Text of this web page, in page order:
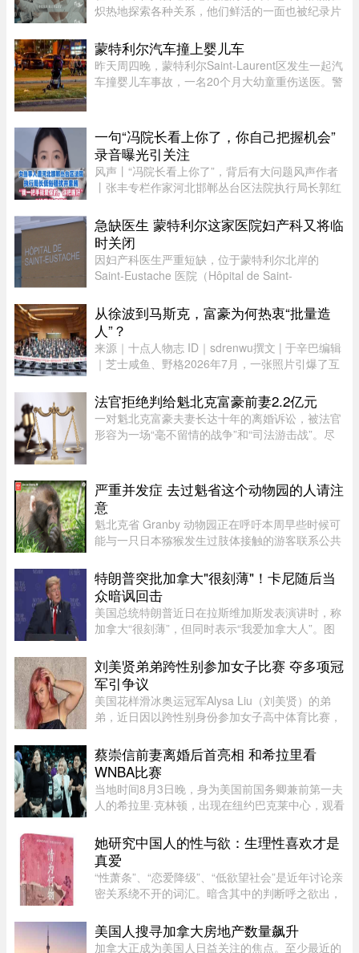
炽热地探索各种关系，他们鲜活的一面也被纪录片
配和情感纠纷片段，《前浪》系列在做的其实是激
发大众重新审视每个人都将 ...
蒙特利尔汽车撞上婴儿车
昨天周四晚，蒙特利尔Saint-Laurent区发生一起汽
车撞婴儿车事故，一名20个月大幼童重伤送医。警
辆汽车撞上一辆婴儿车。 ...
一句“冯院长看上你了，你自己把握机会”
录音曝光引关注
风声丨“冯院长看上你了”，背后有大问题风声作者
丨张丰专栏作家河北邯郸丛台区法院执行局长郭红
钱，给我送点钱”，“你长得漂亮……冯院长看上你
了，我可以从中促成，你 ...
急缺医生 蒙特利尔这家医院妇产科又将临
时关闭
因妇产科医生严重短缺，位于蒙特利尔北岸的
Saint-Eustache 医院（Hôpital de Saint-
段暂停服务。此次暂停服务的时间为 8 月 14 日至
17 日，以及 8 月 21 日至 24 日 ...
从徐波到马斯克，富豪为何热衷“批量造
人”？
来源｜十点人物志 ID｜sdrenwu撰文 | 于辛巴编辑
｜芝士咸鱼、野格2026年7月，一张照片引爆了互
列。两边站着照顾他们的阿姨，前方拉着一条横
幅。照片由多益网络官方微博 ...
法官拒绝判给魁北克富豪前妻2.2亿元
一对魁北克富豪夫妻长达十年的离婚诉讼，被法官
形容为一场“毫不留情的战争”和“司法游击战”。尽
严重并发症 去过魁省这个动物园的人请注
意
魁北克省 Granby 动物园正在呼吁本周早些时候可
能与一只日本猕猴发生过肢体接触的游客联系公共
伤。猕猴可能会携带 B 型疱疹病毒（Herpes B
virus）。这种病毒在人体内极 ...
特朗普突批加拿大"很刻薄"！卡尼随后当
众暗讽回击
美国总统特朗普近日在拉斯维加斯发表演讲时，称
加拿大“很刻薄”，但同时表示“我爱加拿大人”。图
Casino Resort Spa 发表演讲，宣传华盛顿的经济
议程。他在发言中谈到 ...
刘美贤弟弟跨性别参加女子比赛 夺多项冠
军引争议
美国花样滑冰奥运冠军Alysa Liu（刘美贤）的弟
弟，近日因以跨性别身份参加女子高中体育比赛，
Joshua，后来认同为女性，并开始代表加州高中参
加女子体育赛事。自2025 ...
蔡崇信前妻离婚后首亮相 和希拉里看
WNBA比赛
当地时间8月3日晚，身为美国前国务卿兼前第一夫
人的希拉里·克林顿，出现在纽约巴克莱中心，观看
队。主场作战的纽约自由队最终以 95-83 获胜，位
列总积分榜第七位，而风暴 ...
她研究中国人的性与欲：生理性喜欢才是
真爱
“性萧条”、“恋爱降级”、“低欲望社会”是近年讨论亲
密关系绕不开的词汇。暗含其中的判断呼之欲出，
学教授吴存存，却对这一普遍的直觉保持怀疑。她
认为，欲望绝不会 ...
美国人搜寻加拿大房地产数量飙升
加拿大正成为美国人日益关注的焦点。至少最近的